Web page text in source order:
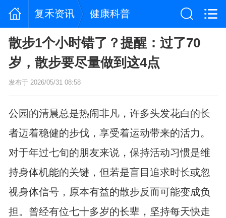
复禾资讯 健康科普
散步1个小时错了？提醒：过了70
岁，散步要尽量做到这4点
发布于 2026/05/31 08:58
公园的清晨总是热闹非凡，许多头发花白的长
者迈着稳健的步伐，享受着运动带来的活力。
对于年过七旬的朋友来说，保持活动习惯是维
持身体机能的关键，但若是盲目追求时长或忽
视身体信号，原本有益的散步反而可能变成负
担。曾经有位七十多岁的长辈，坚持每天快走